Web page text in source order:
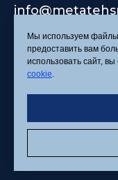
info
Мы используем
предоставить вам
использовать сайт,
cookie.